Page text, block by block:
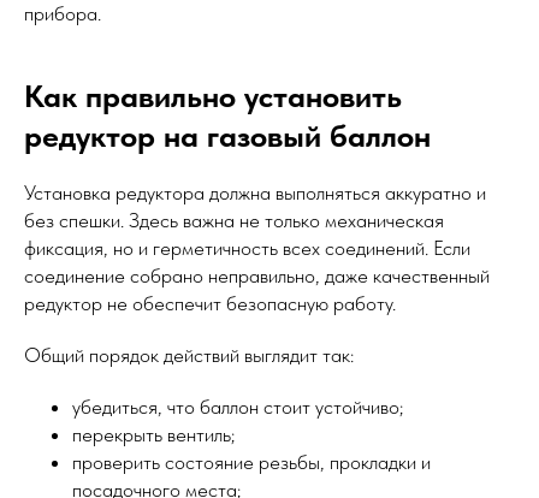
прибора.
Как правильно установить
редуктор на газовый баллон
Установка редуктора должна выполняться аккуратно и
без спешки. Здесь важна не только механическая
фиксация, но и герметичность всех соединений. Если
соединение собрано неправильно, даже качественный
редуктор не обеспечит безопасную работу.
Общий порядок действий выглядит так:
убедиться, что баллон стоит устойчиво;
перекрыть вентиль;
проверить состояние резьбы, прокладки и
посадочного места;